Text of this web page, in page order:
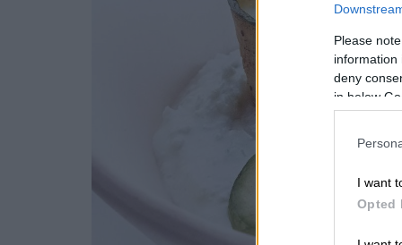
Please
information
deny
in below
I want
Opted